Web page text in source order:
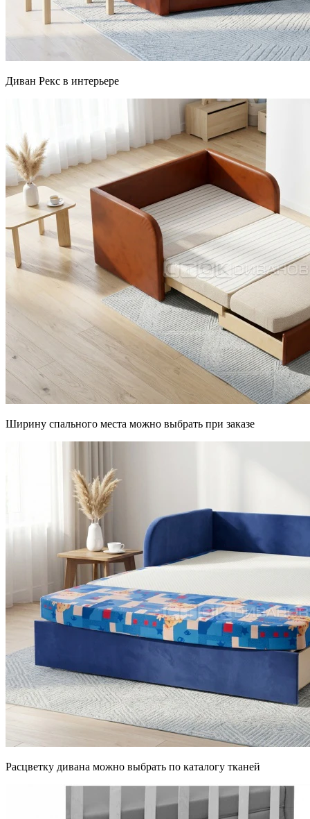
Диван Рекс в интерьере
Ширину спального места можно выбрать при заказе
Расцветку дивана можно выбрать по каталогу тканей